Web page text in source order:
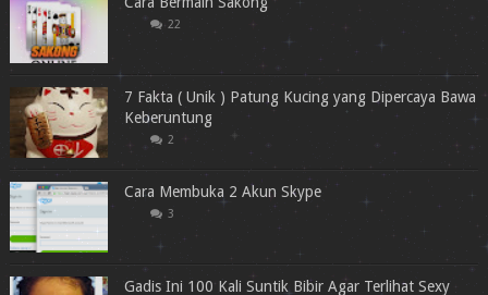
22
7 Fakta ( Unik ) Patung Kucing yang Dipercaya Bawa
Keberuntung
2
Cara Membuka 2 Akun Skype
3
Gadis Ini 100 Kali Suntik Bibir Agar Terlihat Sexy